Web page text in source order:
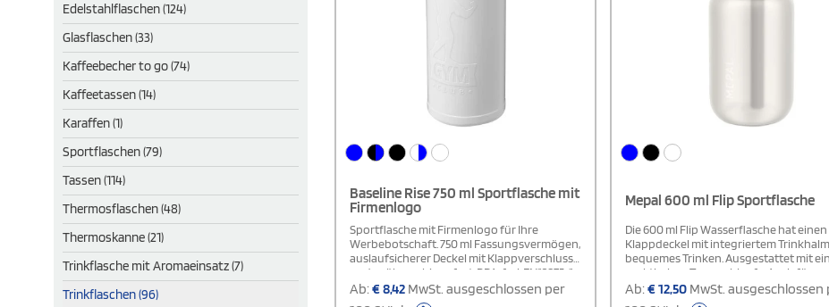
Edelstahlflaschen (124)
Glasflaschen (33)
Kaffeebecher to go (74)
Kaffeetassen (14)
Karaffen (1)
Sportflaschen (79)
Tassen (114)
Thermosflaschen (48)
Thermoskanne (21)
Trinkflasche mit Aromaeinsatz (7)
Trinkflaschen (96)
Baseline Rise 750 ml Sportflasche mit
Firmenlogo
Sportflasche mit Firmenlogo für Ihre
Werbebotschaft. 750 ml Fassungsvermögen,
auslaufsicherer Deckel mit Klappverschluss
und spülmaschinenfest. BPA-frei, EN12875-1-
konform und in verschiedenen Farben
kombinierbar. Hergestellt im UK.
Ab:€8,42MwSt. ausgeschlossen per
Mepal 600 ml Flip Sportflasche
Die 600 ml Flip Wasserflasche hat einen
Klappdeckel mit integriertem
bequemes Trinken. Ausgestattet mit
praktischen Trageschlaufe. Auch für
kohlensäurehaltige Getränke geeignet.
Auslaufsicher und
Ab:€12,50 MwSt. ausgeschlossen